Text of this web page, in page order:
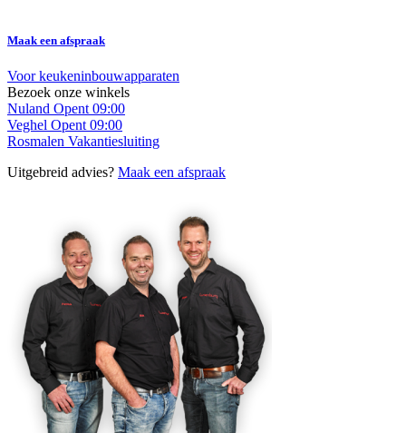
Maak een afspraak
Voor keukeninbouwapparaten
Bezoek onze winkels
Nuland Opent 09:00
Veghel Opent 09:00
Rosmalen Vakantiesluiting
Uitgebreid advies? Maak een afspraak